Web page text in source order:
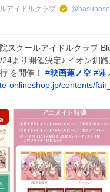
アイドルクラブ @
スクールアイドルクラブ
より開催決定♪ イオン釧
を開催！ #映画蓮ノ空 #蓮
onlineshop.jp/contents/